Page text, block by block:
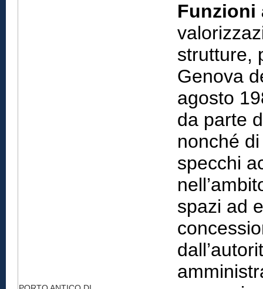
strutture,
Genova
agosto
da parte
nonché
specchi
spazi ad